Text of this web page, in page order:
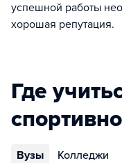
успешной работы
хорошая репутация.
Где
Вузы Колледжи